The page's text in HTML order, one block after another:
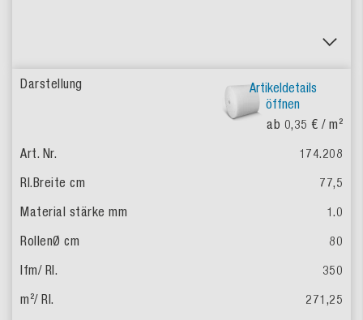
Artikeldetails
öffnen
ab 0,35 € / m²
174.208
77,5
1.0
80
350
271,25